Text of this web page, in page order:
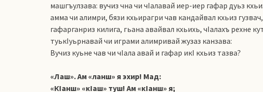
машгъулзава: вучиз чна чи чIалавай иер-иер гафар дуьз
амма чи алимри, бязи кхьирагри чав кандайвал кхьиз
гафарганриз килига, гьана авайвал кхьихь, чIалахъ рехне
туькIуьрнавай чи играми алимривай жузаз канзава:
Вучиз куьне чав чи чIала авай и гафар икI кхьиз тазва?
«Лаш». Ам «ланш» я эхир! Мад:
«КIанш» «кIаш» туш! Ам «кIанш» я;